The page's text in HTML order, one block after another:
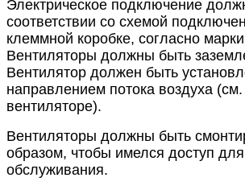
Электрическое подключение
соответствии со схемой
клеммной коробке, согласно
Вентиляторы должны быть
Вентилятор должен быть
направлением потока воздуха (см.
вентиляторе).
Вентиляторы должны быть
образом, чтобы имелся доступ
обслуживания.